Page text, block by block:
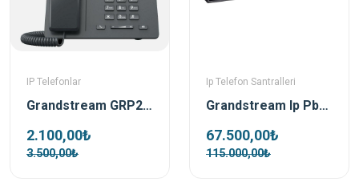
IP Telefonlar
Grandstream GRP2602P Poe Destekli Ip Telefon
2.100,00₺
3.500,00₺
Ip Telefon Santralleri
Grandstream Ip Pbx UCM6510 Ip Telefon Santrali
67.500,00₺
115.000,00₺